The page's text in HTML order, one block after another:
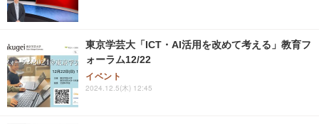
東京学芸大「ICT・AI活用を改めて考える」教育フ
ォーラム12/22
イベント
2024.12.5(木) 12:45